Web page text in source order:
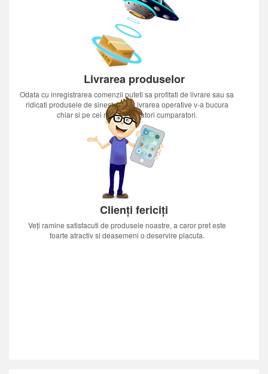
Livrarea produselor
Odata cu inregistrarea comenzii puteti sa profitati de livrare sau sa
ridicati produsele de sinestatator.Livrarea operative v-a bucura
chiar si pe cei mai nerabdatori cumparatori.
Clienți fericiți
Veți ramine satisfacuti de produsele noastre, a caror pret este
foarte atractiv si deasemeni o deservire placuta.